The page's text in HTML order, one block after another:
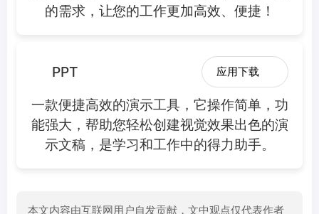
的需求，让您的工作更加高效、便捷！
PPT 应用下载
一款便捷高效的演示工具，它操作简单，功
能强大，帮助您轻松创建视觉效果出色的演
示文稿，是学习和工作中的得力助手。
本文内容由互联网用户自发贡献，文中观点仅代表作者